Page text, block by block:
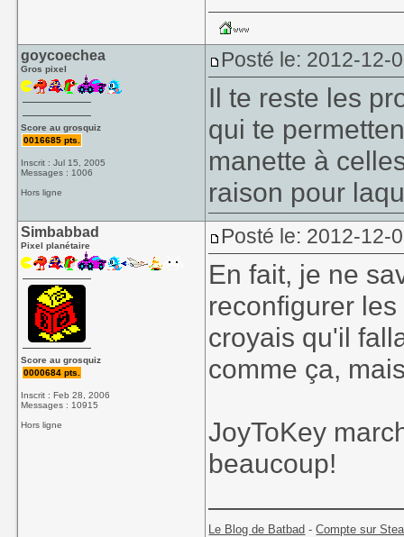
goycoechea
Gros pixel
Score au grosquiz
0016685 pts.
Inscrit : Jul 15, 2005
Messages : 1006
Hors ligne
Posté le: 2012-12-
Il te reste les
qui te
manette à
raison pour
Simbabbad
Pixel planétaire
Score au grosquiz
0000684 pts.
Inscrit : Feb 28, 2006
Messages : 10915
Hors ligne
Posté le: 2012-12-
En fait, je ne
reconfigurer
croyais qu'il
comme ça,
JoyToKey
beaucoup!
Le Blog de Batbad -Compte sur